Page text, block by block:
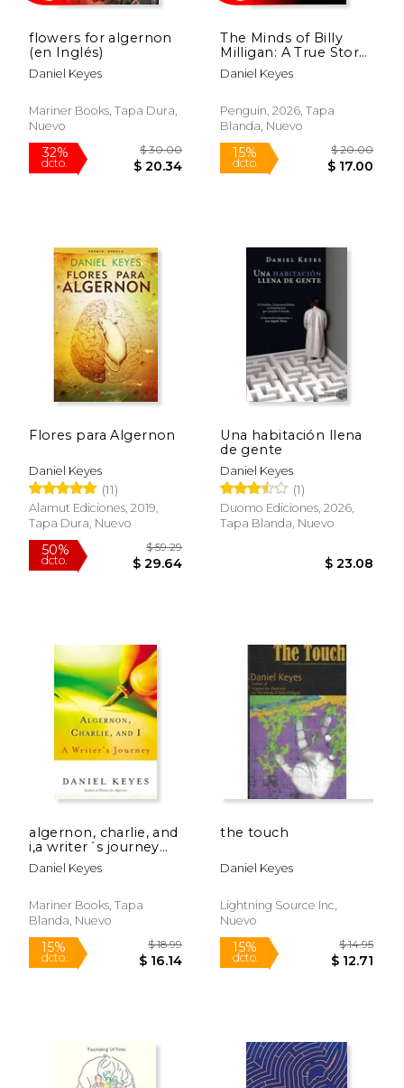
flowers for algernon
(en Inglés)
Daniel Keyes
Mariner Books, Tapa Dura,
Nuevo
32%
dcto.
$ 30.00
$ 20.34
The Minds of Billy
Milligan: A True Story
of Multiple
Personality (en
Daniel Keyes
Penguin, 2026, Tapa
Blanda, Nuevo
15%
Flores para Algernon
Daniel Keyes
(11)
Alamut Ediciones, 2019,
Tapa Dura, Nuevo
50%
$ 29.64
Una habitación llena
de gente
Daniel Keyes
(1)
Duomo Ediciones, 2026,
Tapa Blanda, Nuevo
algernon, charlie, and
i,a writer´s journey
(en Inglés)
Daniel Keyes
Mariner Books, Tapa
Blanda, Nuevo
the touch
Daniel Keyes
Lightning Source Inc,
Nuevo